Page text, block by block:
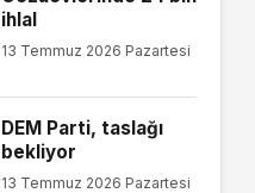
ihlal
13 Temmuz 2026 Pazartesi
DEM Parti, taslağı
bekliyor
13 Temmuz 2026 Pazartesi